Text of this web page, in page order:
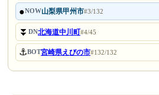
●NOW山梨県甲州市#3/132
⏬DN北海道中川町#4/45
⚓BOT宮崎県えびの市#132/132